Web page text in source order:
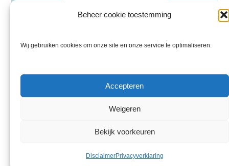
Beheer cookie toestemming
Wij gebruiken cookies om onze site en onze service te optimaliseren.
Accepteren
Weigeren
Bekijk voorkeuren
DisclaimerPrivacyverklaring
Privacyverklaring
Disclaimer
Over Ons
Facebook
Instagram